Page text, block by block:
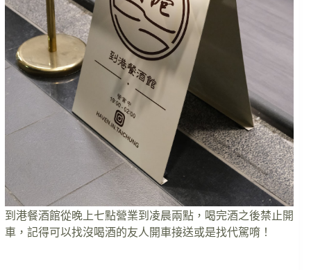
到港餐酒館從晚上七點營業到凌晨兩點，喝完酒之後禁止開
車，記得可以找沒喝酒的友人開車接送或是找代駕唷！